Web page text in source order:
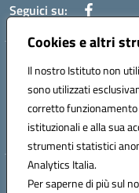
Cookies e altri
Il nostro Istituto non
sono utilizzati
corretto
istituzionali e alla sua
strumenti statistici
Analytics Italia.
Per saperne di più sul
Seguici su:
Indirizzo: VIA BRECCIAME,
Mail:
Telefono: 0823408721
Meccanografico:
Codice fiscale:
Hosting &